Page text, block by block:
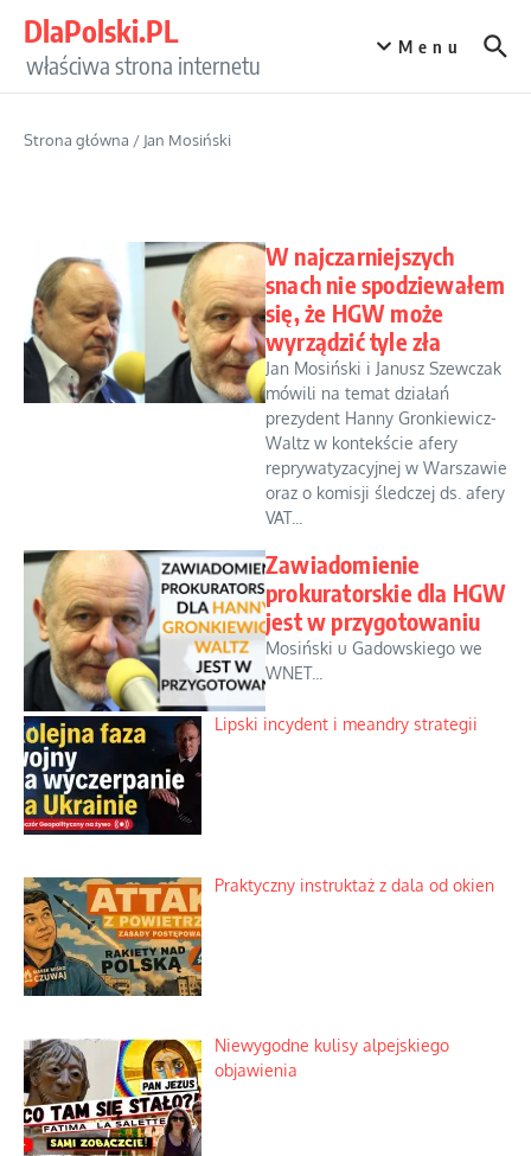
DlaPolski.PL
właściwa strona internetu
Menu
Strona główna / Jan Mosiński
W najczarniejszych
snach nie spodziewałem
się, że HGW może
wyrządzić tyle zła
Jan Mosiński i Janusz Szewczak
mówili na temat działań
prezydent Hanny Gronkiewicz-
Waltz w kontekście afery
reprywatyzacyjnej w Warszawie
oraz o komisji śledczej ds. afery
VAT...
Zawiadomienie
prokuratorskie dla HGW
jest w przygotowaniu
Mosiński u Gadowskiego we
WNET...